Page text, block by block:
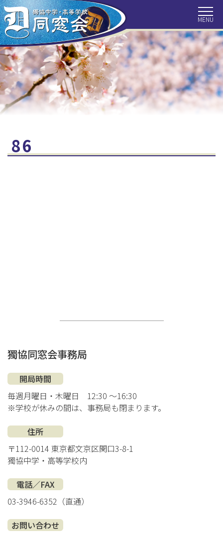
HOME トピックス
いて
会長挨拶 事務局より
会報
クラス会だ
より
獨協ぶらり
旅
目で見る獨
協百年
86
獨協同窓会事務局
開局時間
毎週月曜日・木曜日 12:30 ～16:30
※学校が休みの間は、事務局も閉まります。
住所
〒112-0014 東京都文京区関口3-8-1
獨協中学・高等学校内
電話／FAX
03-3946-6352（直通）
お問い合わせ